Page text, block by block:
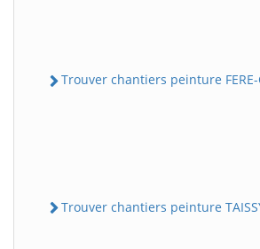
Trouver chantiers peinture FERE-
Trouver chantiers peinture